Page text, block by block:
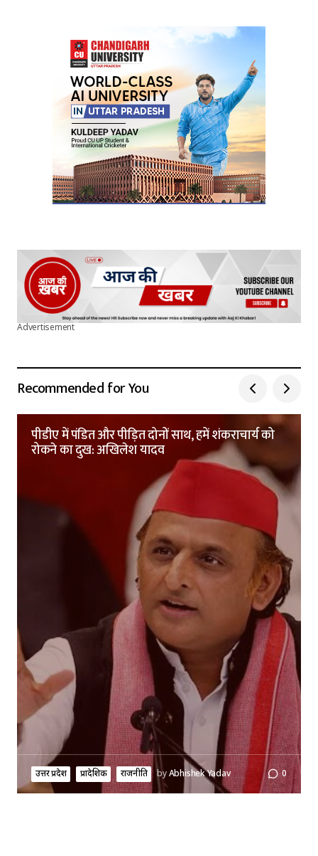
Advertisement
Recommended for You
पीडीए में पंडित और पीड़ित दोनों साथ, हमें शंकराचार्य को
रोकने का दुख: अखिलेश यादव
उत्तर प्रदेश प्रादेशिक राजनीति byAbhishek Yadav 0